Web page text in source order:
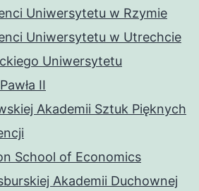
Uniwersytetu w Rzymie
Uniwersytetu w Utrechcie
Uniwersytetu
II
Akademii Sztuk Pięknych
School of Economics
Akademii Duchownej